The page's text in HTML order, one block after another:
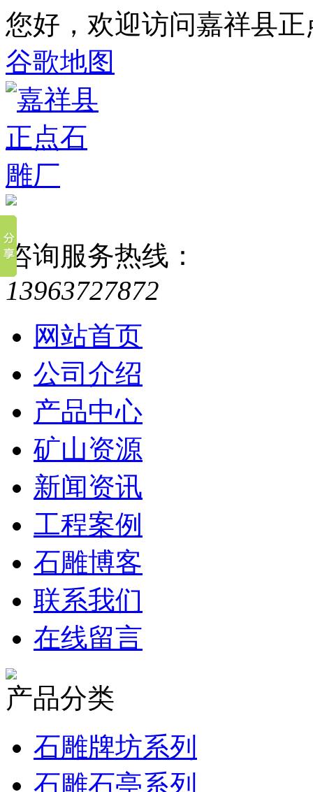
您好，欢迎访问嘉祥县
谷歌地图
咨询服务热线：
13963727872
网站首页
公司介绍
产品中心
矿山资源
新闻资讯
工程案例
石雕博客
联系我们
在线留言
产品分类
石雕牌坊系列
石雕石亭系列